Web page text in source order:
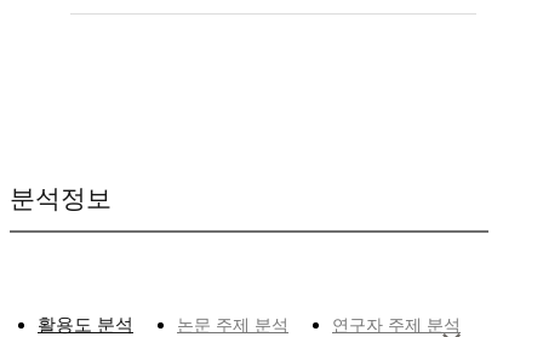
분석정보
활용도 분석 논문 주제 분석 연구자 주제 분석